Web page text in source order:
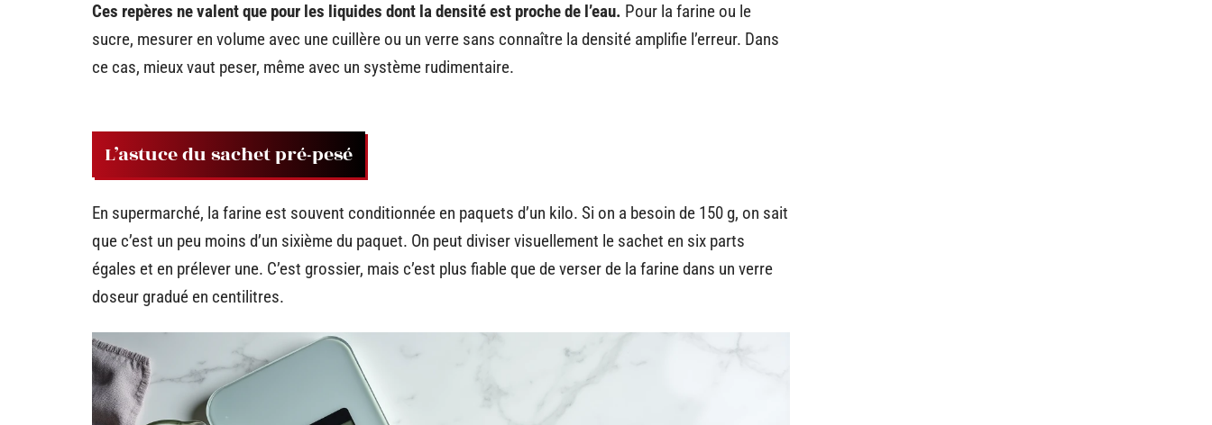
Ces repères ne valent que pour les liquides dont la densité est proche de l’eau. Pour la farine ou le
sucre, mesurer en volume avec une cuillère ou un verre sans connaître la densité amplifie l’erreur. Dans
ce cas, mieux vaut peser, même avec un système rudimentaire.
L’astuce du sachet pré-pesé
En supermarché, la farine est souvent conditionnée en paquets d’un kilo. Si on a besoin de 150 g, on sait
que c’est un peu moins d’un sixième du paquet. On peut diviser visuellement le sachet en six parts
égales et en prélever une. C’est grossier, mais c’est plus fiable que de verser de la farine dans un verre
doseur gradué en centilitres.